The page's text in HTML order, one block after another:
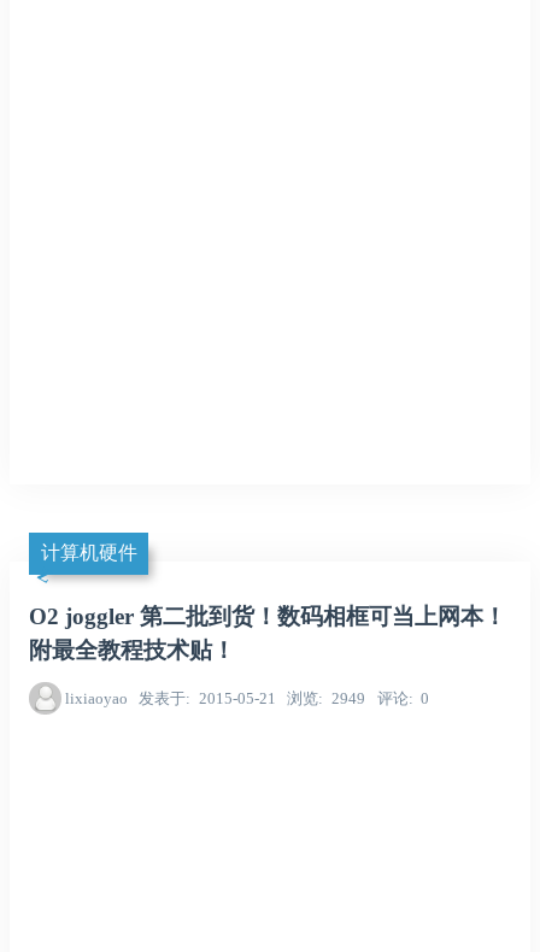
计算机硬件
O2 joggler 第二批到货！数码相框可当上网本！
附最全教程技术贴！
lixiaoyao 发表于 2015-05-21 浏览 2949 评论 0